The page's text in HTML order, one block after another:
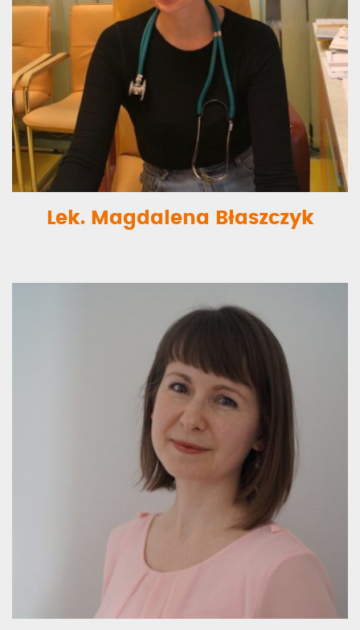
Lek. Magdalena Błaszczyk